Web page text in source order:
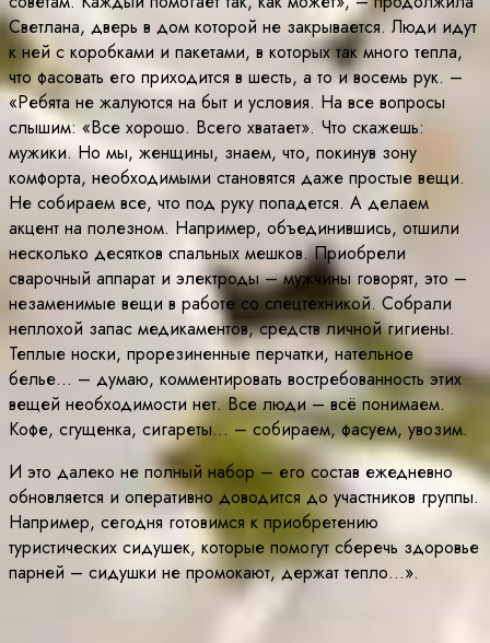
Светлана, дверь в дом которой не закрывается. Люди идут
к ней с коробками и пакетами, в которых так много тепла,
что фасовать его приходится в шесть, а то и восемь рук. –
«Ребята не жалуются на быт и условия. На все вопросы
слышим: «Все хорошо. Всего хватает». Что скажешь:
мужики. Но мы, женщины, знаем, что, покинув зону
комфорта, необходимыми становятся даже простые вещи.
Не собираем все, что под руку попадется. А делаем
акцент на полезном. Например, объединившись, отшили
несколько десятков спальных мешков. Приобрели
сварочный аппарат и электроды – мужчины говорят, это –
незаменимые вещи в работе со спецтехникой. Собрали
неплохой запас медикаментов, средств личной гигиены.
Теплые носки, прорезиненные перчатки, нательное
белье… – думаю, комментировать востребованность этих
вещей необходимости нет. Все люди – всё понимаем.
Кофе, сгущенка, сигареты… – собираем, фасуем, увозим.
И это далеко не полный набор – его состав ежедневно
обновляется и оперативно доводится до участников группы.
Например, сегодня готовимся к приобретению
туристических сидушек, которые помогут сберечь здоровье
парней – сидушки не промокают, держат тепло…».